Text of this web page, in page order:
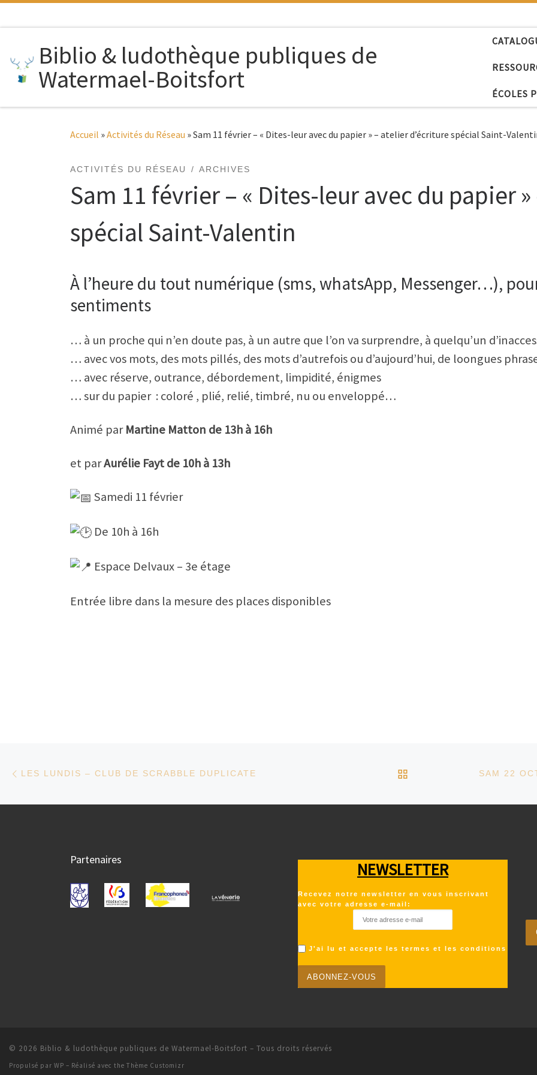
Biblio & ludothèque publiques de
Watermael-Boitsfort ÉCOLES
Accueil »Activités du Réseau »Sam 11 février – « Dites-leur avec du papier » – atelier d’écriture spécial Saint-
ACTIVITÉS DU RÉSEAU ARCHIVES
Sam 11 février – « Dites-leur avec du papier
spécial Saint-Valentin
À l’heure du tout numérique (sms, whatsApp, Messenger…),
sentiments
… à un proche qui n’en doute pas, à un autre que l’on va surprendre, à quelqu’un
… avec vos mots, des mots pillés, des mots d’autrefois ou d’aujourd’hui, de loongues
… avec réserve, outrance, débordement, limpidité, énigmes
… sur du papier : coloré , plié, relié, timbré, nu ou enveloppé…
Animé parMartine Matton de 13h à 16h
et parAurélie Fayt de 10h à 13h
Samedi 11 février
De 10h à 16h
Espace Delvaux – 3e étage
Entrée libre dans la mesure des places disponibles
Parcourir les articles
LES LUNDIS – CLUB DE SCRABBLE DUPLICATE RETOUR À LA LISTE
Partenaires NEWSLETTER
Recevez notre newsletter en vous inscrivant
avec votre adresse e-mail:
J'ai lu et accepte les termes et les conditions
© 2026 Biblio & ludothèque publiques de Watermael-Boitsfort – Tous droits réservés
Propulsé par WP – Réalisé avec the Thème Customizr